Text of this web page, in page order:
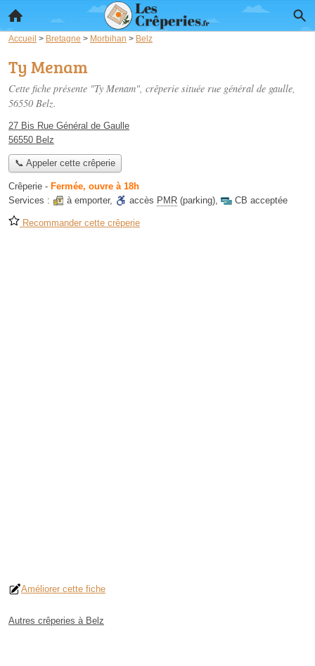
Accueil > Bretagne > Morbihan > Belz
Ty Menam
Cette fiche présente "Ty Menam", crêperie située rue général de gaulle,
56550 Belz.
27 Bis Rue Général de Gaulle
56550 Belz
📞 Appeler cette crêperie
Crêperie - Fermée, ouvre à 18h
Services :
à emporter, accès PMR (parking), CB acceptée
Recommander cette crêperie
Améliorer cette fiche
Autres crêperies à Belz